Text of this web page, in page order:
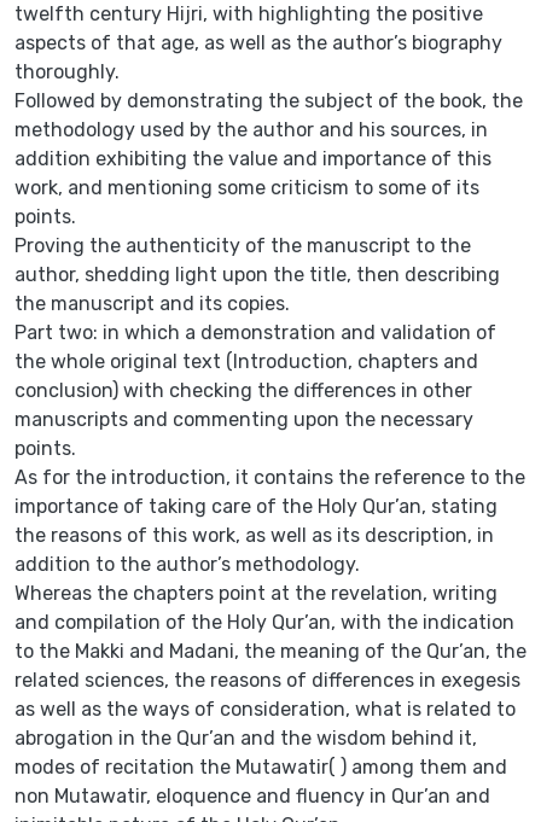
twelfth century Hijri, with highlighting the positive
aspects of that age, as well as the author’s biography
thoroughly.
Followed by demonstrating the subject of the book, the
methodology used by the author and his sources, in
addition exhibiting the value and importance of this
work, and mentioning some criticism to some of its
points.
Proving the authenticity of the manuscript to the
author, shedding light upon the title, then describing
the manuscript and its copies.
Part two: in which a demonstration and validation of
the whole original text (Introduction, chapters and
conclusion) with checking the differences in other
manuscripts and commenting upon the necessary
points.
As for the introduction, it contains the reference to the
importance of taking care of the Holy Qur’an, stating
the reasons of this work, as well as its description, in
addition to the author’s methodology.
Whereas the chapters point at the revelation, writing
and compilation of the Holy Qur’an, with the indication
to the Makki and Madani, the meaning of the Qur’an, the
related sciences, the reasons of differences in exegesis
as well as the ways of consideration, what is related to
abrogation in the Qur’an and the wisdom behind it,
modes of recitation the Mutawatir( ) among them and
non Mutawatir, eloquence and fluency in Qur’an and